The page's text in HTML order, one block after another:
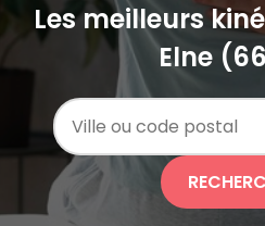
Les meilleurs
Elne